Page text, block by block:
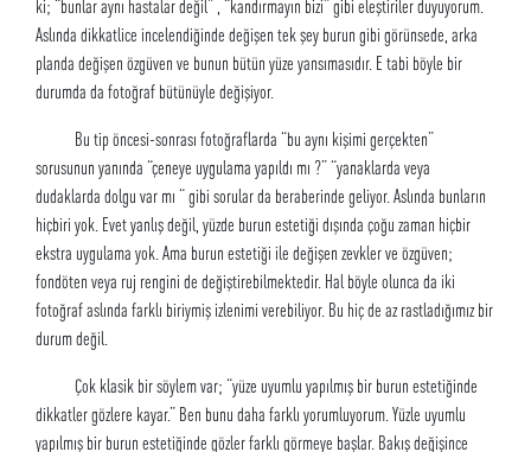
ki; “bunlar aynı hastalar değil” , “kandırmayın bizi” gibi eleştiriler duyuyorum.
Aslında dikkatlice incelendiğinde değişen tek şey burun gibi görünsede, arka
planda değişen özgüven ve bunun bütün yüze yansımasıdır. E tabi böyle bir
durumda da fotoğraf bütünüyle değişiyor.
Bu tip öncesi-sonrası fotoğraflarda “bu aynı kişimi gerçekten”
sorusunun yanında “çeneye uygulama yapıldı mı ?” “yanaklarda veya
dudaklarda dolgu var mı “ gibi sorular da beraberinde geliyor. Aslında bunların
hiçbiri yok. Evet yanlış değil, yüzde burun estetiği dışında çoğu zaman hiçbir
ekstra uygulama yok. Ama burun estetiği ile değişen zevkler ve özgüven;
fondöten veya ruj rengini de değiştirebilmektedir. Hal böyle olunca da iki
fotoğraf aslında farklı biriymiş izlenimi verebiliyor. Bu hiç de az rastladığımız bir
durum değil.
Çok klasik bir söylem var; “yüze uyumlu yapılmış bir burun estetiğinde
dikkatler gözlere kayar.” Ben bunu daha farklı yorumluyorum. Yüzle uyumlu
yapılmış bir burun estetiğinde gözler farklı görmeye başlar. Bakış değişince